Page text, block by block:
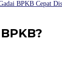
BPKB Cepat